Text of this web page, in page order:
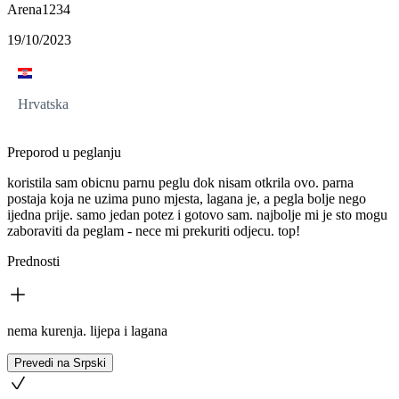
Arena1234
19/10/2023
Hrvatska
Preporod u peglanju
koristila sam obicnu parnu peglu dok nisam otkrila ovo. parna
postaja koja ne uzima puno mjesta, lagana je, a pegla bolje nego
ijedna prije. samo jedan potez i gotovo sam. najbolje mi je sto mogu
zaboraviti da peglam - nece mi prekuriti odjecu. top!
Prednosti
nema kurenja. lijepa i lagana
Prevedi na Srpski